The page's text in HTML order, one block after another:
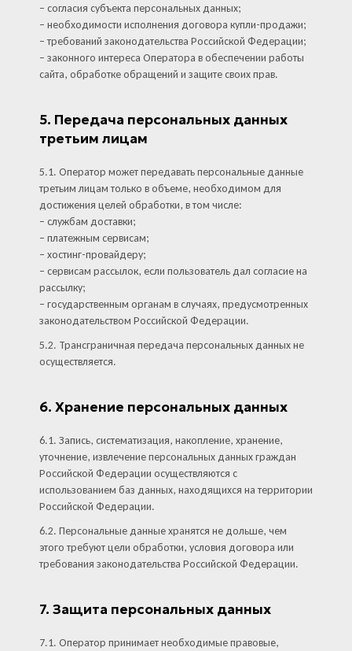
– согласия субъекта персональных данных;
– необходимости исполнения договора купли-продажи;
– требований законодательства Российской Федерации;
– законного интереса Оператора в обеспечении работы
сайта, обработке обращений и защите своих прав.
5. Передача персональных данных
третьим лицам
5.1. Оператор может передавать персональные данные
третьим лицам только в объеме, необходимом для
достижения целей обработки, в том числе:
– службам доставки;
– платежным сервисам;
– хостинг-провайдеру;
– сервисам рассылок, если пользователь дал согласие на
рассылку;
– государственным органам в случаях, предусмотренных
законодательством Российской Федерации.
5.2. Трансграничная передача персональных данных не
осуществляется.
6. Хранение персональных данных
6.1. Запись, систематизация, накопление, хранение,
уточнение, извлечение персональных данных граждан
Российской Федерации осуществляются с
использованием баз данных, находящихся на территории
Российской Федерации.
6.2. Персональные данные хранятся не дольше, чем
этого требуют цели обработки, условия договора или
требования законодательства Российской Федерации.
7. Защита персональных данных
7.1. Оператор принимает необходимые правовые,